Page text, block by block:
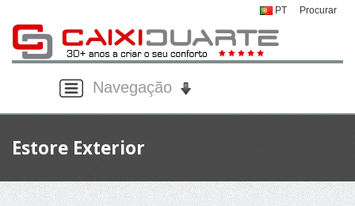
PT Procurar
Navegação
Estore Exterior